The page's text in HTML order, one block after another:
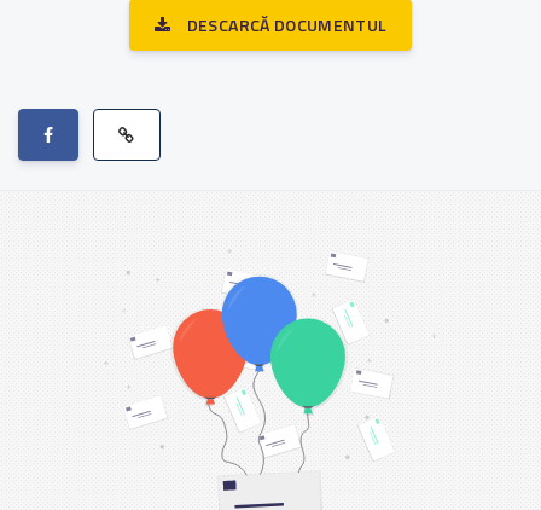
DESCARCĂ DOCUMENTUL